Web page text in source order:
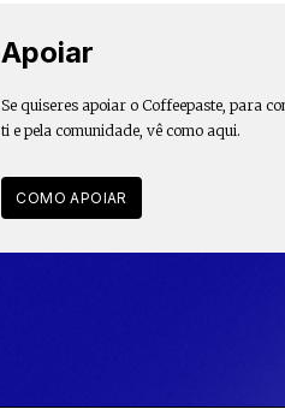
Apoiar
Se quiseres apoiar o Coffeepaste, para
ti e pela comunidade, vê como aqui.
COMO APOIAR